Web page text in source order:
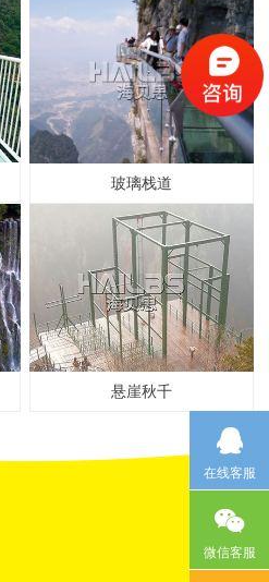
玻璃栈道
悬崖秋千
在线客服
微信客服